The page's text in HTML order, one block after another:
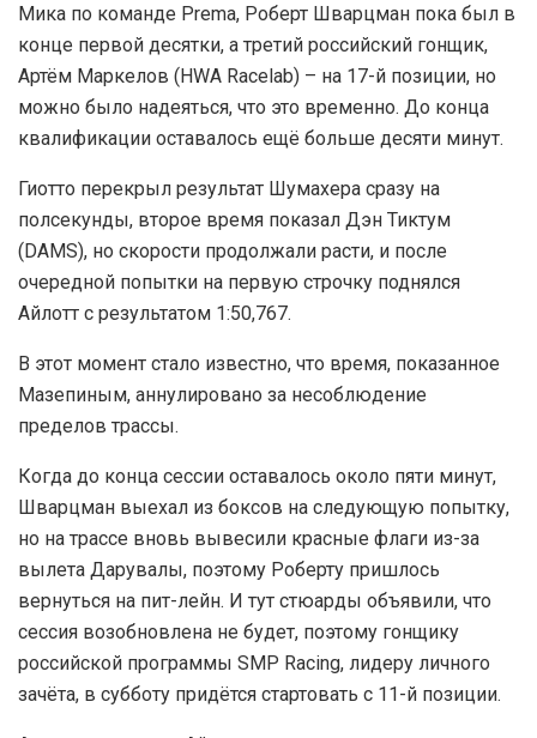
Мика по команде Prema, Роберт Шварцман пока был в
конце первой десятки, а третий российский гонщик,
Артём Маркелов (HWA Racelab) – на 17-й позиции, но
можно было надеяться, что это временно. До конца
квалификации оставалось ещё больше десяти минут.
Гиотто перекрыл результат Шумахера сразу на
полсекунды, второе время показал Дэн Тиктум
(DAMS), но скорости продолжали расти, и после
очередной попытки на первую строчку поднялся
Айлотт с результатом 1:50,767.
В этот момент стало известно, что время, показанное
Мазепиным, аннулировано за несоблюдение
пределов трассы.
Когда до конца сессии оставалось около пяти минут,
Шварцман выехал из боксов на следующую попытку,
но на трассе вновь вывесили красные флаги из-за
вылета Дарувалы, поэтому Роберту пришлось
вернуться на пит-лейн. И тут стюарды объявили, что
сессия возобновлена не будет, поэтому гонщику
российской программы SMP Racing, лидеру личного
зачёта, в субботу придётся стартовать с 11-й позиции.